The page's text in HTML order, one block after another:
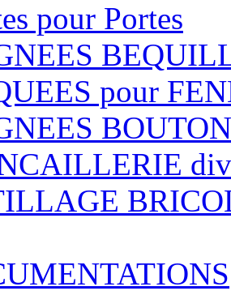
pour Portes
pour